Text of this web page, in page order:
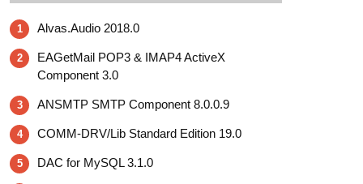
1 Alvas.Audio 2018.0
2
EAGetMail POP3 & IMAP4 ActiveX
Component 3.0
3 ANSMTP SMTP Component 8.0.0.9
4 COMM-DRV/Lib Standard Edition 19.0
5 DAC for MySQL 3.1.0